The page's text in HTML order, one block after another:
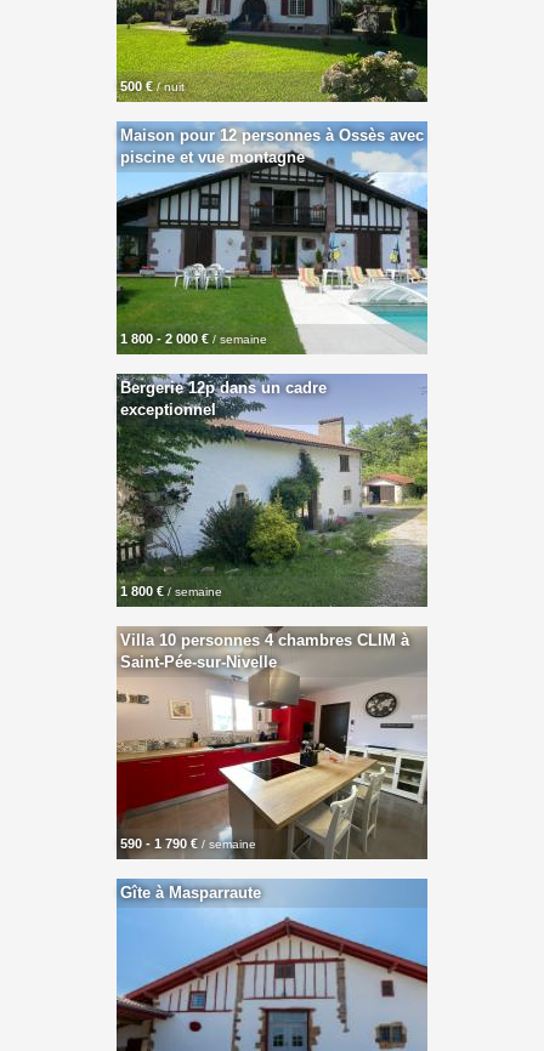
500 €/ nuit
Maison pour 12 personnes à Ossès avec
piscine et vue montagne
1 800 - 2 000 € / semaine
Bergerie 12p dans un cadre
exceptionnel
1 800 € / semaine
Villa 10 personnes 4 chambres CLIM à
Saint-Pée-sur-Nivelle
590 - 1 790 € / semaine
Gîte à Masparraute